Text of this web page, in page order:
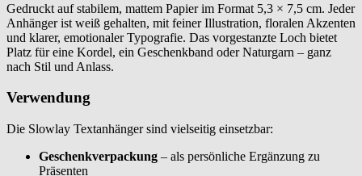
Gedruckt auf stabilem, mattem Papier im Format 5,3 × 7,5 cm. Jeder
Anhänger ist weiß gehalten, mit feiner Illustration, floralen Akzenten
und klarer, emotionaler Typografie. Das vorgestanzte Loch bietet
Platz für eine Kordel, ein Geschenkband oder Naturgarn – ganz
nach Stil und Anlass.
Verwendung
Die Slowlay Textanhänger sind vielseitig einsetzbar:
Geschenkverpackung – als persönliche Ergänzung zu
Präsenten